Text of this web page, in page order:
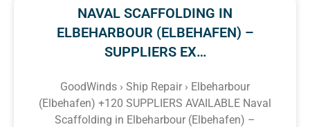
NAVAL SCAFFOLDING IN
ELBEHARBOUR (ELBEHAFEN) –
SUPPLIERS EX…
GoodWinds › Ship Repair › Elbeharbour
(Elbehafen) +120 SUPPLIERS AVAILABLE Naval
Scaffolding in Elbeharbour (Elbehafen) –